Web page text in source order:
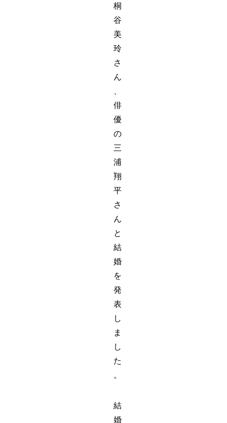
桐
谷
美
玲
さ
ん
俳
優
の
三
浦
翔
平
さ
ん
と
結
婚
を
発
表
し
ま
し
た
。
結
婚